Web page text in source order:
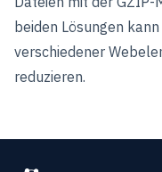
beiden Lösungen
verschiedener
reduzieren.